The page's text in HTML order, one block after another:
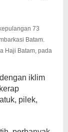
73
Batam.
Haji Batam, pada
iklim
pilek,